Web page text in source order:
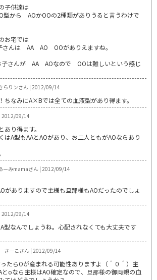
子供達は
から AOかOOの2種類がありうると言うわけで
お宅では
さんは AA AO OOがありえますね。
子さんが AA AOなので OOは難しいという感じ
らりンさん | 2012/09/14
ちなみにA×Bでは全ての血液型があり得ます。
| 2012/09/14
あり得ます。
はA型もAAとAOがあり、お二人ともがAOならあり
ーみmamaさん | 2012/09/14
がありますので主様も旦那様もAOだったのでしょ
| 2012/09/14
型なんでしょうね。心配されなくても大丈夫です
さーこさん | 2012/09/14
たらOが産まれる可能性ありますよ（＾０＾）主
とoなら主様はAO確定なので、旦那様の御両親の血